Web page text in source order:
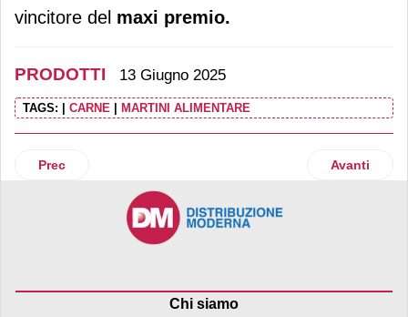
vincitore del maxi premio.
PRODOTTI 13 Giugno 2025
TAGS: CARNE MARTINI ALIMENTARE
Articolo precedente: Fontanafredda presenta la collezione
Prec Articolo
Avanti
Chi siamo